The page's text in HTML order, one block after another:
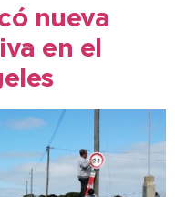
nueva
en el